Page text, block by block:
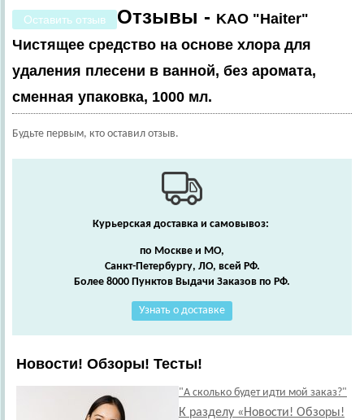
Оставить отзыв Отзывы - KAO "Haiter"
Чистящее средство на основе хлора для
удаления плесени в ванной, без аромата,
сменная упаковка, 1000 мл.
Будьте первым, кто оставил отзыв.
Курьерская доставка и самовывоз:
по Москве и МО,
Санкт-Петербургу, ЛО, всей РФ.
Более 8000 Пунктов Выдачи Заказов по РФ.
Узнать о доставке
Новости! Обзоры! Тесты!
"А сколько будет идти мой заказ?"
К разделу «Новости! Обзоры!